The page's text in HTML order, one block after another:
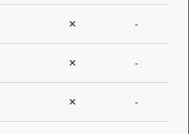
✕ -
✕ -
✕ -